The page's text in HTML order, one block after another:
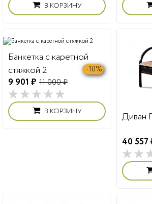
В КОРЗИНУ
Банкетка с каретной
стяжкой 2
9 901 ₽ 11 000 ₽
-10%
В КОРЗИНУ Диван
40 557